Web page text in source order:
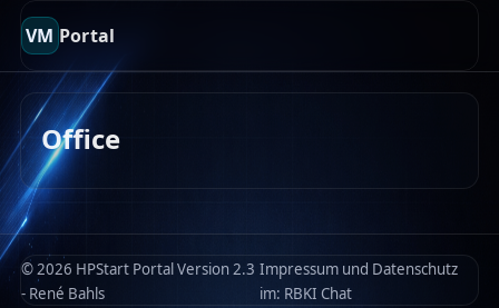
VM Portal
Office
© 2026 HPStart Portal Version 2.3
- René Bahls
Impressum und Datenschutz
im: RBKI Chat